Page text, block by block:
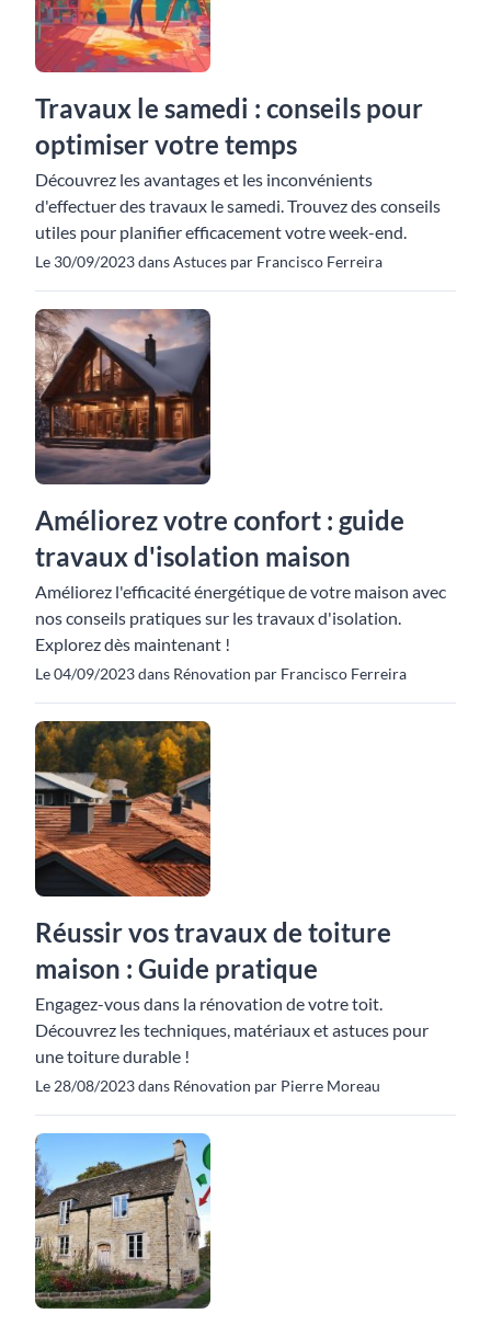
Travaux le samedi : conseils pour
optimiser votre temps
Découvrez les avantages et les inconvénients
d'effectuer des travaux le samedi. Trouvez des conseils
utiles pour planifier efficacement votre week-end.
Le 30/09/2023 dans Astuces par Francisco Ferreira
Améliorez votre confort : guide
travaux d'isolation maison
Améliorez l'efficacité énergétique de votre maison avec
nos conseils pratiques sur les travaux d'isolation.
Explorez dès maintenant !
Le 04/09/2023 dans Rénovation par Francisco Ferreira
Réussir vos travaux de toiture
maison : Guide pratique
Engagez-vous dans la rénovation de votre toit.
Découvrez les techniques, matériaux et astuces pour
une toiture durable !
Le 28/08/2023 dans Rénovation par Pierre Moreau